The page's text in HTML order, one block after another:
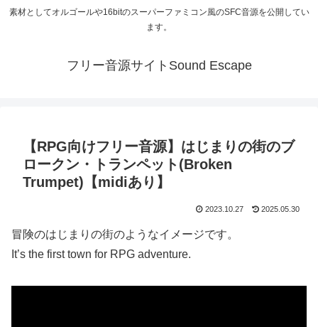
素材としてオルゴールや16bitのスーパーファミコン風のSFC音源を公開してい
ます。
フリー音源サイトSound Escape
【RPG向けフリー音源】はじまりの街のブ
ロークン・トランペット(Broken
Trumpet)【midiあり】
2023.10.27 2025.05.30
冒険のはじまりの街のようなイメージです。
It’s the first town for RPG adventure.